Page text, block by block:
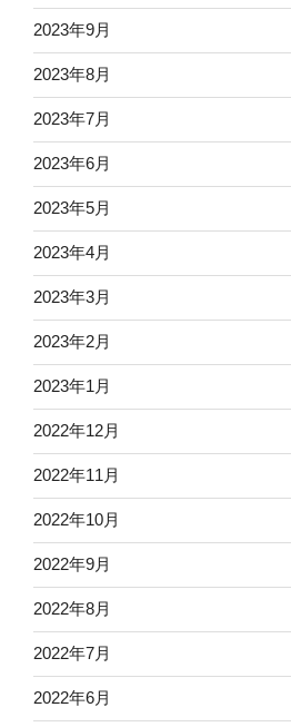
2023年9月
2023年8月
2023年7月
2023年6月
2023年5月
2023年4月
2023年3月
2023年2月
2023年1月
2022年12月
2022年11月
2022年10月
2022年9月
2022年8月
2022年7月
2022年6月